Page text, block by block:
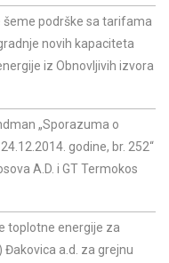
šeme podrške sa tarifama
novih kapaciteta
iz Obnovljivih izvora
„Sporazuma o
godine, br. 252“
A.D. i GT Termokos
toplotne energije za
a.d. za grejnu